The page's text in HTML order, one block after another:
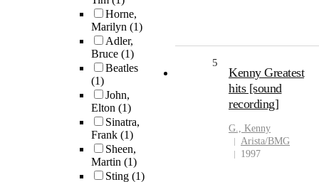
Horne,
Marilyn (1)
Adler,
Bruce (1)
Beatles
(1)
John,
Elton (1)
Sinatra,
Frank (1)
Sheen,
Martin (1)
Sting (1)
5
Kenny Greatest
hits [sound
recording]
G., Kenny
Arista/BMG
1997